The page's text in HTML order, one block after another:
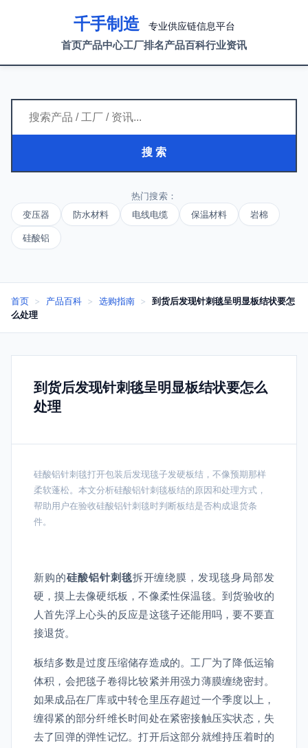
千手制造 专业供应链信息平台
首页产品中心工厂排名产品百科行业资讯
搜 索
热门搜索：
变压器
防水材料 电线电缆 保温材料 岩棉
硅酸铝
首页 > 产品百科 > 选购指南 >
到货后发现针刺毯呈明显板结状要怎
么处理
到货后发现针刺毯呈明显板结状要怎么
处理
硅酸铝针刺毯打开包装后发现毯子发硬板结，不像预期那样
柔软蓬松。本文分析硅酸铝针刺毯板结的原因和处理方式，
帮助用户在验收硅酸铝针刺毯时判断板结是否构成退货条
件。
新购的硅酸铝针刺毯拆开缠绕膜，发现毯身局部发
硬，摸上去像硬纸板，不像柔性保温毯。到货验收的
人首先浮上心头的反应是这毯子还能用吗，要不要直
接退货。
板结多数是过度压缩储存造成的。工厂为了降低运输
体积，会把毯子卷得比较紧并用强力薄膜缠绕密封。
如果成品在厂库或中转仓里压存超过一个季度以上，
缠得紧的部分纤维长时间处在紧密接触压实状态，失
去了回弹的弹性记忆。打开后这部分就维持压着时的